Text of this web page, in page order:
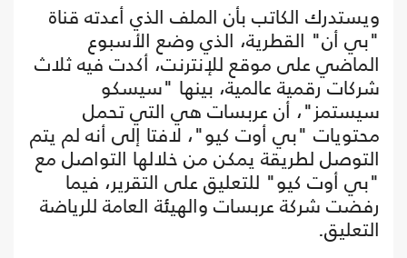
ويستدرك الكاتب بأن الملف الذي أعدته قناة
"بي أن" القطرية، الذي وضع الأسبوع
الماضي على موقع للإنترنت، أكدت فيه ثلاث
شركات رقمية عالمية، بينها "سيسكو
سيستمز"، أن عربسات هي التي تحمل
محتويات "بي أوت كيو"، لافتا إلى أنه لم يتم
التوصل لطريقة يمكن من خلالها التواصل مع
"بي أوت كيو" للتعليق على التقرير، فيما
رفضت شركة عربسات والهيئة العامة للرياضة
التعليق.